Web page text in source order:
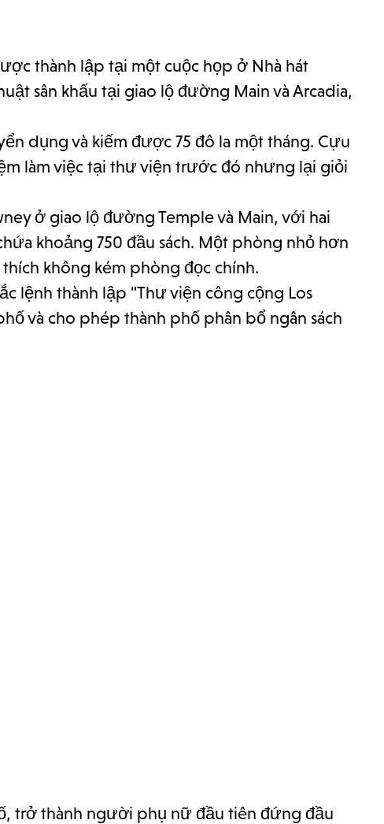
thành lập tại một cuộc họp ở Nhà hát
sân khấu tại giao lộ đường Main và Arcadia,
dụng và kiếm được 75 đô la một tháng. Cựu
làm việc tại thư viện trước đó nhưng lại giỏi
ở giao lộ đường Temple và Main, với hai
khoảng 750 đầu sách. Một phòng nhỏ hơn
không kém phòng đọc chính.
lệnh thành lập "Thư viện công cộng Los
và cho phép thành phố phân bổ ngân sách
trở thành người phụ nữ đầu tiên đứng đầu